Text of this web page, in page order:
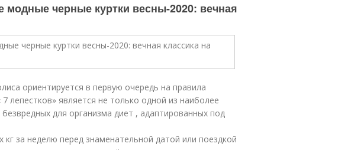
модные черные куртки весны-2020: вечная
ориентируется в первую очередь на правила
лепестков» является не только одной из наиболее
для организма диет , адаптированных под
кг за неделю перед знаменательной датой или поездкой